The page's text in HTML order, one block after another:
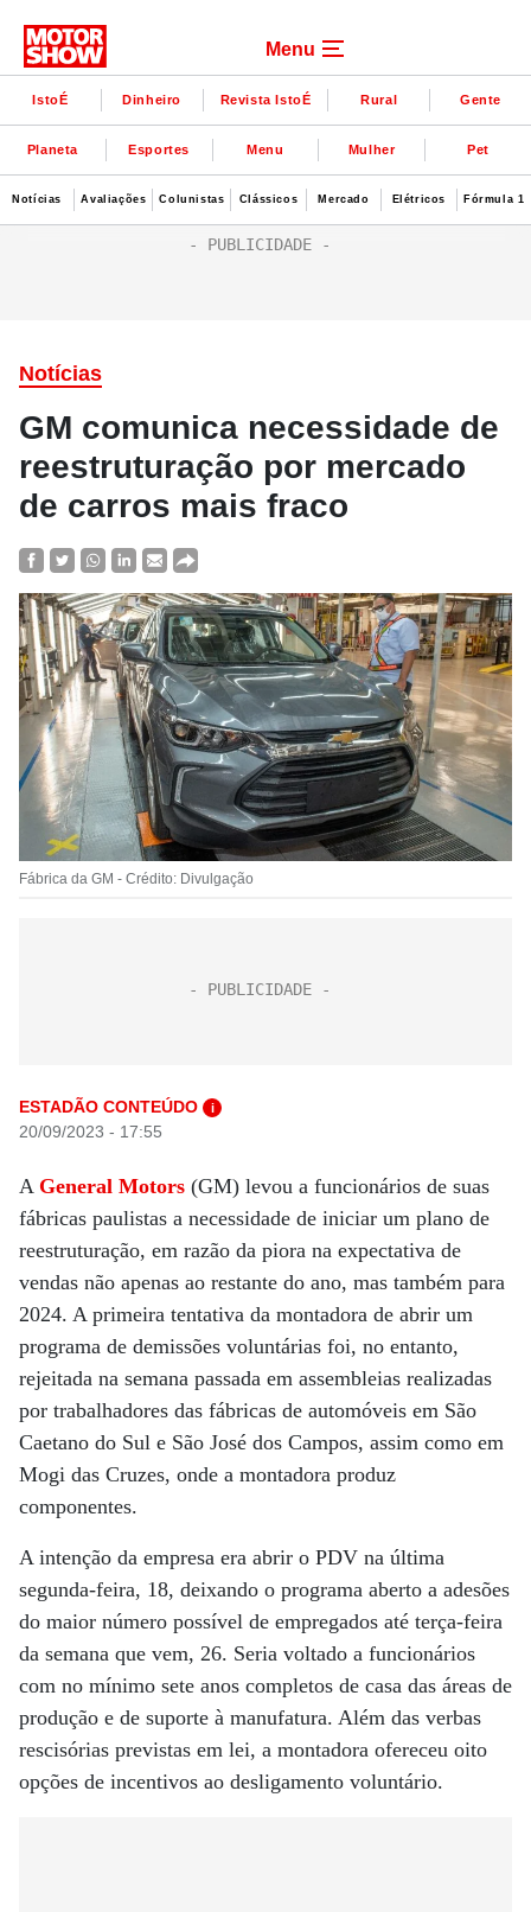
Menu
IstoÉ Dinheiro Revista IstoÉ Rural Gente
Planeta Esportes Menu Mulher Pet
Notícias Avaliações Colunistas Clássicos Mercado Elétricos Fórmula 1
Notícias
GM comunica necessidade de
reestruturação por mercado
de carros mais fraco
Fábrica da GM - Crédito: Divulgação
ESTADÃO CONTEÚDO i
20/09/2023 - 17:55
A General Motors (GM) levou a funcionários de suas
fábricas paulistas a necessidade de iniciar um plano de
reestruturação, em razão da piora na expectativa de
vendas não apenas ao restante do ano, mas também para
2024. A primeira tentativa da montadora de abrir um
programa de demissões voluntárias foi, no entanto,
rejeitada na semana passada em assembleias realizadas
por trabalhadores das fábricas de automóveis em São
Caetano do Sul e São José dos Campos, assim como em
Mogi das Cruzes, onde a montadora produz
componentes.
A intenção da empresa era abrir o PDV na última
segunda-feira, 18, deixando o programa aberto a adesões
do maior número possível de empregados até terça-feira
da semana que vem, 26. Seria voltado a funcionários
com no mínimo sete anos completos de casa das áreas de
produção e de suporte à manufatura. Além das verbas
rescisórias previstas em lei, a montadora ofereceu oito
opções de incentivos ao desligamento voluntário.